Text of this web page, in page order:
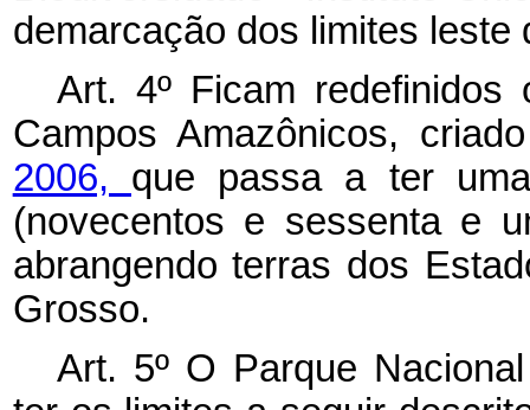
demarcação dos limites leste
Art. 4º Ficam
Campos Amazônicos,
2006, que passa a ter
(novecentos e sessenta e
abrangendo terras dos
Grosso.
Art. 5º O Parque Nacional dos Campos Amazônicos passa a ter os limites a seguir descritos, referenciados pelo Datum Sirgas 2000: inicia no ponto P-001, de coordenadas geográficas aproximadas (c.g.a.) 60º 53’ 37.77” W e 7º 41’ 55.47” S, localizado na foz de um igarapé sem denominação, na margem direita do Rio Roosevelt; segue a montante pela margem esquerda do igarapé até o Ponto P-002 de c.g.a. 60º 53’ 30.63” W e 7º 44’ 35.05” S, localizado em sua cabeceira; segue em linha reta até o Ponto P-003 de c.g.a. 60º 52’ 48.83” W e 7º 44’ 44.02” S, localizado na cabeceira de um tributário do Igarapé Bela Vista; segue a jusante pela margem direita desse curso d’água até o Ponto P-004 de c.g.a. 60º 50’ 19.28” W e 7º 42’ 0.92” S, localizado em sua confluência com o Igarapé Bela Vista; segue a montante pela margem esquerda desse igarapé até o Ponto P-005 de c.g.a. 60º 49’ 11.62” W e 7º 44’ 59.34” S, localizado na confluência com um tributário sem denominação; segue a montante pela margem esquerda desse tributário até o Ponto P-006 de c.g.a. 60º 48’ 55.15” W e 7º 45’ 54.05” S, localizado em sua cabeceira; segue em linha reta até o Ponto P-007 de c.g.a. 60º 46’ 46.02” W e 7º 45’ 57.13” S, localizado na foz de um tributário do Igarapé da Sereia; segue em linha reta até o Ponto P-008 de c.g.a. 60º 45’ 25.04” W e 7º 46’ 21.91” S, localizado na cabeceira de um tributário do Igarapé Repartimento do Aruanã; segue a jusante pela margem direita desse tributário até o Ponto P-009 de c.g.a. 60º 44’ 13.67” W e 7º 46’ 47.98” S, localizado em sua confluência com o Igarapé Repartimento do Aruanã; segue a jusante pela margem direita do Igarapé Repartimento do Aruanã até o Ponto P-010 de c.g.a. 60º 41’ 25.44” W e 7º 45’ 51.11” S, localizado na confluência desse igarapé com um tributário sem denominação; segue em linha reta até o Ponto P-011 de c.g.a. 60º 40’ 10.33” W e 7º 47’ 8.94” S, localizado na foz de um pequeno tributário do Igarapé Aruanã; segue a montante pela margem esquerda do Igarapé Aruanã até o Ponto P-012 de c.g.a. 60º 40’ 1.29” W e 7º 49’ 4.18” S, localizado na foz de um tributário sem denominação; segue a montante pela margem esquerda desse tributário até o Ponto P-013 de c.g.a. 60º 38’ 35.95” W e 7º 53’ 43.81” S, localizado em sua cabeceira; segue em linha reta até o Ponto P-014 de c.g.a. 60º 38’ 20.92” W e 7º 53’ 45.95” S, localizado na cabeceira de um pequeno tributário do Igarapé Taboca; segue a jusante pela margem direita desse tributário até o Ponto P-015 de c.g.a. 60º 37’ 26.87” W e 7º 54’ 1.39” S, localizado em sua confluência com o Igarapé Taboca; segue a montante pela margem esquerda do Igarapé Taboca até o Ponto P-016 de c.g.a. 60º 41’ 32.44” W e 7º 58’ 1.64” S, localizado em sua cabeceira mais ao Sul; segue em linha reta até o Ponto P-017 de c.g.a. 60º 41’ 56.93” W e 7º 58’ 12.12” S, localizado na cabeceira de um tributário do Igarapé Trombada; segue a jusante pela margem direita do tributário e do Igarapé Trombada até o Ponto P-018 de c.g.a. 60º 37’ 18.55” W e 8º 0’ 11.80” S, localizado na confluência do Igarapé Trombada com o Igarapé Monte Cristo; segue a montante pela margem esquerda do Igarapé Monte Cristo até o Ponto P-019 de c.g.a. 60º 37’ 40.48” W e 8º 1’ 18.91” S, localizado na foz de um tributário sem denominação; segue a montante pela margem esquerda desse tributário até o Ponto P-020 de c.g.a. 60º 36’ 50.12” W e 8º 3’ 36.72” S, localizado em sua cabeceira; segue em linha reta até o Ponto P-021 de c.g.a. 60º 36’ 0.12” W e 8º 4’ 5.15” S; segue em linha reta até o Ponto P-022 de c.g.a. 60º 35’ 16.55” W e 8º 4’ 18.92” S; segue em linha reta até o Ponto P-023 de c.g.a. 60º 35’ 18.54” W e 8º 4’ 35.07” S; segue em linha reta até o Ponto P-024 de c.g.a. 60º 35’ 4.80” W e 8º 4’ 43.86” S; segue em linha reta até o Ponto P-025 de c.g.a. 60º 35’ 12.52” W e 8º 4’ 56.46” S, localizado na cabeceira de um tributário do Igarapé da Anta; segue a jusante pela margem direita desse tributário e do Igarapé da Anta até o Ponto P-026 de c.g.a. 60º 31’ 50.01” W e 8º 7’ 11.87” S, localizado na confluência do Igarapé da Anta com o Igarapé da Taboca; segue a jusante pela margem direita do Igarapé da Taboca